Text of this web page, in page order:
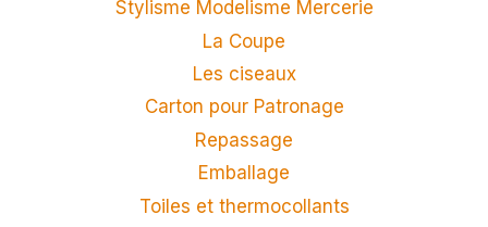
Stylisme Modelisme Mercerie
La Coupe
Les ciseaux
Carton pour Patronage
Repassage
Emballage
Toiles et thermocollants